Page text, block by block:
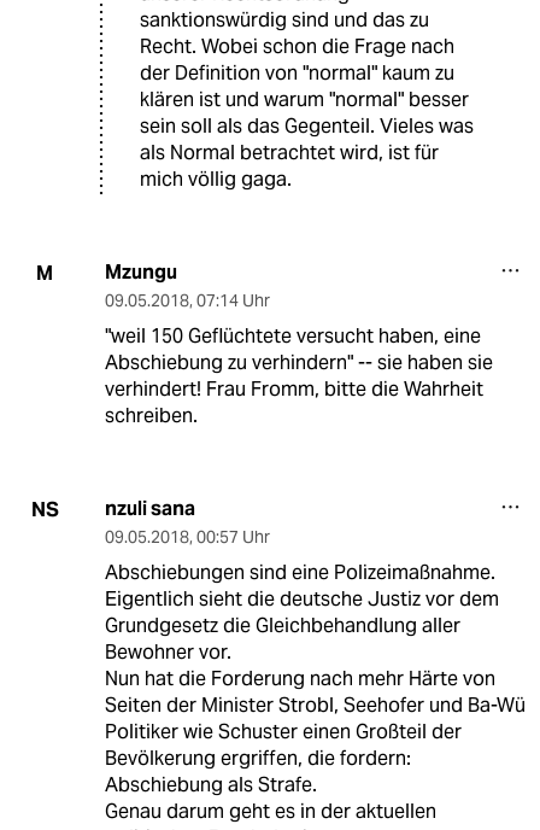
sanktionswürdig sind und das zu
Recht. Wobei schon die Frage nach
der Definition von "normal" kaum zu
klären ist und warum "normal" besser
sein soll als das Gegenteil. Vieles was
als Normal betrachtet wird, ist für
mich völlig gaga.
M Mzungu
09.05.2018, 07:14 Uhr
"weil 150 Geflüchtete versucht haben, eine
Abschiebung zu verhindern" -- sie haben sie
verhindert! Frau Fromm, bitte die Wahrheit
schreiben.
NS nzuli sana
09.05.2018, 00:57 Uhr
Abschiebungen sind eine Polizeimaßnahme.
Eigentlich sieht die deutsche Justiz vor dem
Grundgesetz die Gleichbehandlung aller
Bewohner vor.
Nun hat die Forderung nach mehr Härte von
Seiten der Minister Strobl, Seehofer und Ba-Wü
Politiker wie Schuster einen Großteil der
Bevölkerung ergriffen, die fordern:
Abschiebung als Strafe.
Genau darum geht es in der aktuellen